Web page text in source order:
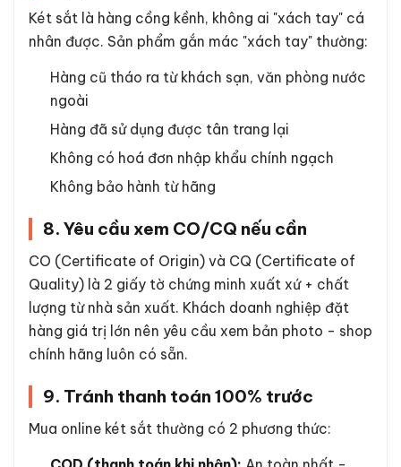
Két sắt là hàng cồng kềnh, không ai "xách tay" cá
nhân được. Sản phẩm gắn mác "xách tay" thường:
Hàng cũ tháo ra từ khách sạn, văn phòng nước
ngoài
Hàng đã sử dụng được tân trang lại
Không có hoá đơn nhập khẩu chính ngạch
Không bảo hành từ hãng
8. Yêu cầu xem CO/CQ nếu cần
CO (Certificate of Origin) và CQ (Certificate of
Quality) là 2 giấy tờ chứng minh xuất xứ + chất
lượng từ nhà sản xuất. Khách doanh nghiệp đặt
hàng giá trị lớn nên yêu cầu xem bản photo - shop
chính hãng luôn có sẵn.
9. Tránh thanh toán 100% trước
Mua online két sắt thường có 2 phương thức: